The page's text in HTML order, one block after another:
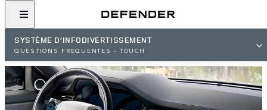
SYSTÈME D’INFODIVERTISSEMENT
QUESTIONS FRÉQUENTES - TOUCH